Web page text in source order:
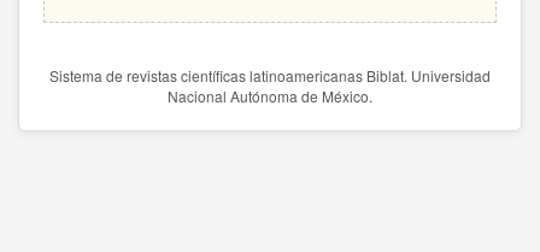
Sistema de revistas científicas latinoamericanas Biblat. Universidad
Nacional Autónoma de México.